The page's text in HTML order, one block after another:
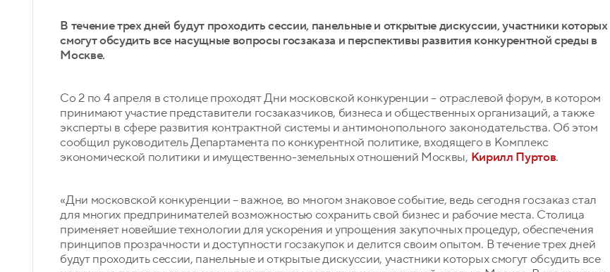
В течение трех дней будут проходить сессии, панельные и открытые дискуссии, участники которых
смогут обсудить все насущные вопросы госзаказа и перспективы развития конкурентной среды в
Москве.
Со 2 по 4 апреля в столице проходят Дни московской конкуренции – отраслевой форум, в котором
принимают участие представители госзаказчиков, бизнеса и общественных организаций, а также
эксперты в сфере развития контрактной системы и антимонопольного законодательства. Об этом
сообщил руководитель Департамента по конкурентной политике, входящего в Комплекс
экономической политики и имущественно-земельных отношений Москвы, Кирилл Пуртов.
«Дни московской конкуренции – важное, во многом знаковое событие, ведь сегодня госзаказ стал
для многих предпринимателей возможностью сохранить свой бизнес и рабочие места. Столица
применяет новейшие технологии для ускорения и упрощения закупочных процедур, обеспечения
принципов прозрачности и доступности госзакупок и делится своим опытом. В течение трех дней
будут проходить сессии, панельные и открытые дискуссии, участники которых смогут обсудить все